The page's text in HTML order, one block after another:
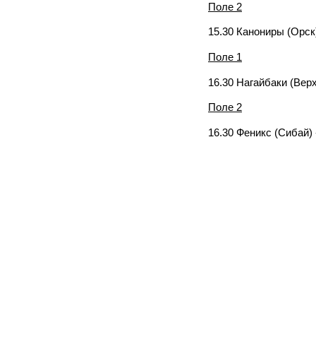
Поле 2
15.30 Канониры
Поле 1
16.30 Нагайбаки
Поле 2
16.30 Феникс